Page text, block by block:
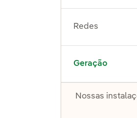
Redes
Geração
Alternar
Nossas